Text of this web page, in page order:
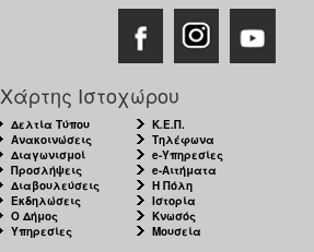
Χάρτης Ιστοχώρου
Δελτία Τύπου
Ανακοινώσεις
Διαγωνισμοί
Προσλήψεις
Διαβουλεύσεις
Εκδηλώσεις
Ο Δήμος
Υπηρεσίες
Κ.Ε.Π.
Τηλέφωνα
e-Υπηρεσίες
e-Αιτήματα
Η Πόλη
Ιστορία
Κνωσός
Μουσεία